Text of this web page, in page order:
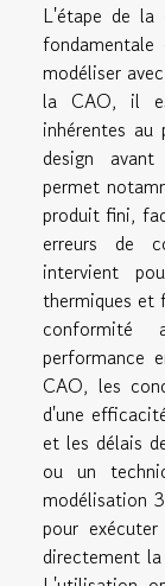
L'étape de la
modéliser
la CAO, il
inhérentes
design
permet
produit fini,
erreurs de
intervient
thermiques et
conformité
performance
CAO, les
d'une
et les délais
ou un
modélisation
pour
directement